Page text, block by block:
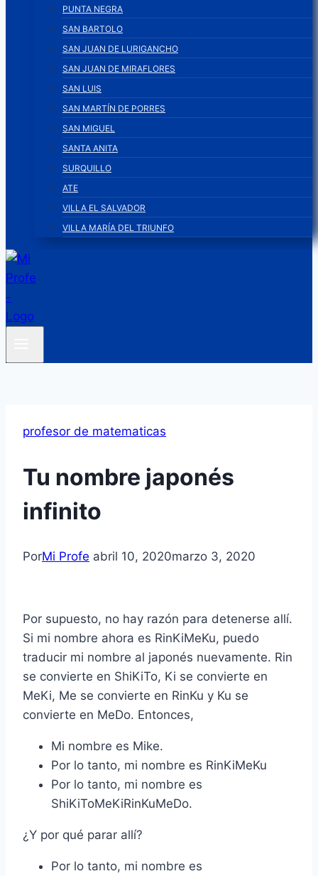
PUNTA NEGRA
SAN BARTOLO
SAN JUAN DE LURIGANCHO
SAN JUAN DE MIRAFLORES
SAN LUIS
SAN MARTÍN DE PORRES
SAN MIGUEL
SANTA ANITA
SURQUILLO
ATE
VILLA EL SALVADOR
VILLA MARÍA DEL TRIUNFO
profesor de matematicas
Tu nombre japonés
infinito
PorMi Profe abril 10, 2020marzo 3, 2020
Por supuesto, no hay razón para detenerse allí.
Si mi nombre ahora es RinKiMeKu, puedo
traducir mi nombre al japonés nuevamente. Rin
se convierte en ShiKiTo, Ki se convierte en
MeKi, Me se convierte en RinKu y Ku se
convierte en MeDo. Entonces,
Mi nombre es Mike.
Por lo tanto, mi nombre es RinKiMeKu
Por lo tanto, mi nombre es
ShiKiToMeKiRinKuMeDo.
¿Y por qué parar allí?
Por lo tanto, mi nombre es